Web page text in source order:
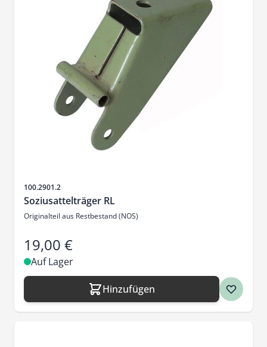
Artikelnr.
100.2901.2
Soziusattelträger RL
Originalteil aus Restbestand (NOS)
19,00 €
Auf Lager
Hinzufügen